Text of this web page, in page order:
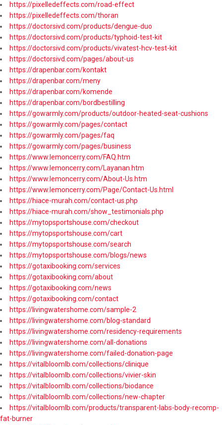
https://pixelledeffects.com/road-effect
https://pixelledeffects.com/thoran
https://doctorsivd.com/products/dengue-duo
https://doctorsivd.com/products/typhoid-test-kit
https://doctorsivd.com/products/vivatest-hcv-test-kit
https://doctorsivd.com/pages/about-us
https://drapenbar.com/kontakt
https://drapenbar.com/meny
https://drapenbar.com/komende
https://drapenbar.com/bordbestilling
https://gowarmly.com/products/outdoor-heated-seat-cushions
https://gowarmly.com/pages/contact
https://gowarmly.com/pages/faq
https://gowarmly.com/pages/business
https://www.lemoncerry.com/FAQ.htm
https://www.lemoncerry.com/Layanan.htm
https://www.lemoncerry.com/About-Us.htm
https://www.lemoncerry.com/Page/Contact-Us.html
https://hiace-murah.com/contact-us.php
https://hiace-murah.com/show_testimonials.php
https://mytopsportshouse.com/checkout
https://mytopsportshouse.com/cart
https://mytopsportshouse.com/search
https://mytopsportshouse.com/blogs/news
https://gotaxibooking.com/services
https://gotaxibooking.com/about
https://gotaxibooking.com/news
https://gotaxibooking.com/contact
https://livingwatershome.com/sample-2
https://livingwatershome.com/blog-standard
https://livingwatershome.com/residency-requirements
https://livingwatershome.com/all-donations
https://livingwatershome.com/failed-donation-page
https://vitalbloomlb.com/collections/clinique
https://vitalbloomlb.com/collections/vivier-skin
https://vitalbloomlb.com/collections/biodance
https://vitalbloomlb.com/collections/new-chapter
https://vitalbloomlb.com/products/transparent-labs-body-recomp-
fat-burner